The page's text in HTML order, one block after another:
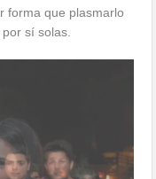
forma que plasmarlo
sí solas.